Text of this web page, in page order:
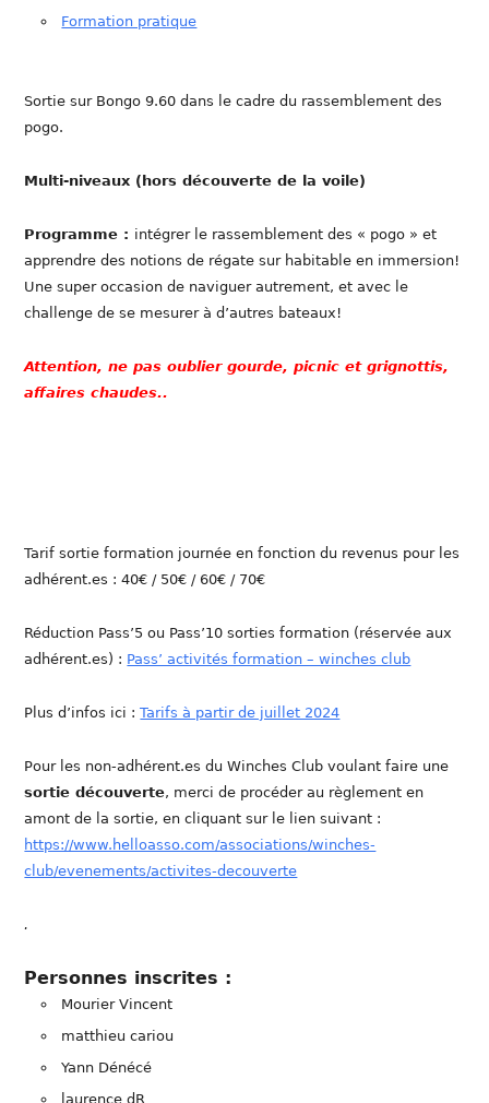
Formation pratique
Sortie sur Bongo 9.60 dans le cadre du rassemblement des
pogo.
Multi-niveaux (hors découverte de la voile)
Programme : intégrer le rassemblement des « pogo » et
apprendre des notions de régate sur habitable en immersion!
Une super occasion de naviguer autrement, et avec le
challenge de se mesurer à d’autres bateaux!
Attention, ne pas oublier gourde, picnic et grignottis,
affaires chaudes..
Tarif sortie formation journée en fonction du revenus pour les
adhérent.es : 40€ / 50€ / 60€ / 70€
Réduction Pass’5 ou Pass’10 sorties formation (réservée aux
adhérent.es) : Pass’ activités formation – winches club
Plus d’infos ici :Tarifs à partir de juillet 2024
Pour les non-adhérent.es du Winches Club voulant faire une
sortie découverte, merci de procéder au règlement en
amont de la sortie, en cliquant sur le lien suivant :
https://www.helloasso.com/associations/winches-
club/evenements/activites-decouverte
.
Personnes inscrites :
Mourier Vincent
matthieu cariou
Yann Dénécé
laurence dR